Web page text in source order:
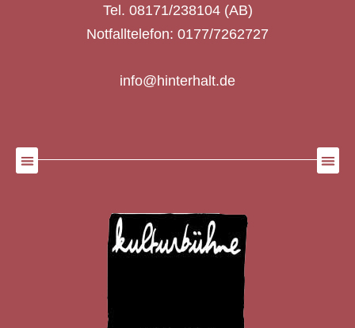
Tel. 08171/238104 (AB)
Notfalltelefon: 0177/7262727
info@hinterhalt.de